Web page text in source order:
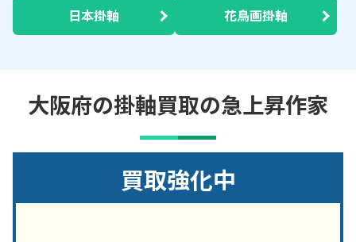
日本掛軸 花鳥画掛軸
大阪府の掛軸買取の急上昇作家
買取強化中